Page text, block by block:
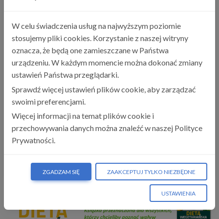
Leki roślinne w Polsce i na świecie. Aspekty praktyczne
2021-02
Profilaktyka i leczenie zakażeń układu moczowego u
dorosłych
2019-12
Wzorce żywieniowe, suplementacja i składniki
odżywcze w płodności kobiet
Rola suplementacji testosteronu w psychiatrii
Wpływ koenzymu Q10 na insulinooporność
Aktualności:
W celu świadczenia usług na najwyższym poziomie
stosujemy pliki cookies. Korzystanie z naszej witryny
oznacza, że będą one zamieszczane w Państwa
urządzeniu. W każdym momencie można dokonać zmiany
ustawień Państwa przeglądarki.
Sprawdź więcej ustawień plików cookie, aby zarządzać
swoimi preferencjami.
Więcej informacji na temat plików cookie i
przechowywania danych można znaleźć w naszej Polityce
Prywatności.
ZGADZAM SIĘ ZAAKCEPTUJ TYLKO NIEZBĘDNE
USTAWIENIA